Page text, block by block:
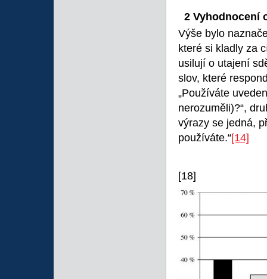
2 Vyhodnocení
Výše bylo
které si kladly za
usilují o utajení
slov, které
„Používáte
nerozuměli)?“,
výrazy se jedná,
používáte.“[14]
[18]